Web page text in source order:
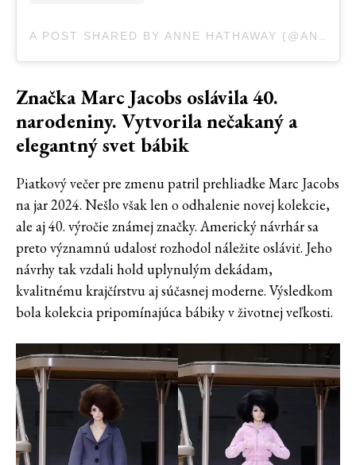
A POST SHARED BY ANNE HATHAWAY (@ANNEHATHAWAY)
Značka Marc Jacobs oslávila 40.
narodeniny. Vytvorila nečakaný a
elegantný svet bábik
Piatkový večer pre zmenu patril prehliadke Marc Jacobs
na jar 2024. Nešlo však len o odhalenie novej kolekcie,
ale aj 40. výročie známej značky. Americký návrhár sa
preto významnú udalosť rozhodol náležite osláviť. Jeho
návrhy tak vzdali hold uplynulým dekádam,
kvalitnému krajčírstvu aj súčasnej moderne. Výsledkom
bola kolekcia pripomínajúca bábiky v životnej veľkosti.